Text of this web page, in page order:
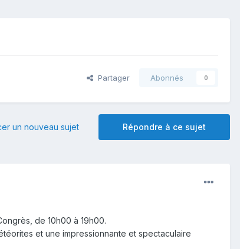
Partager Abonnés 0
Répondre à ce sujet
un nouveau sujet
de 10h00 à 19h00.
et une impressionnante et spectaculaire